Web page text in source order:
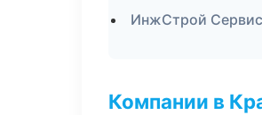
ИнжСтрой
Компании в